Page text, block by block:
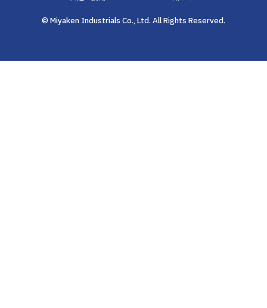
© Miyaken Industrials Co., Ltd. All Rights Reserved.